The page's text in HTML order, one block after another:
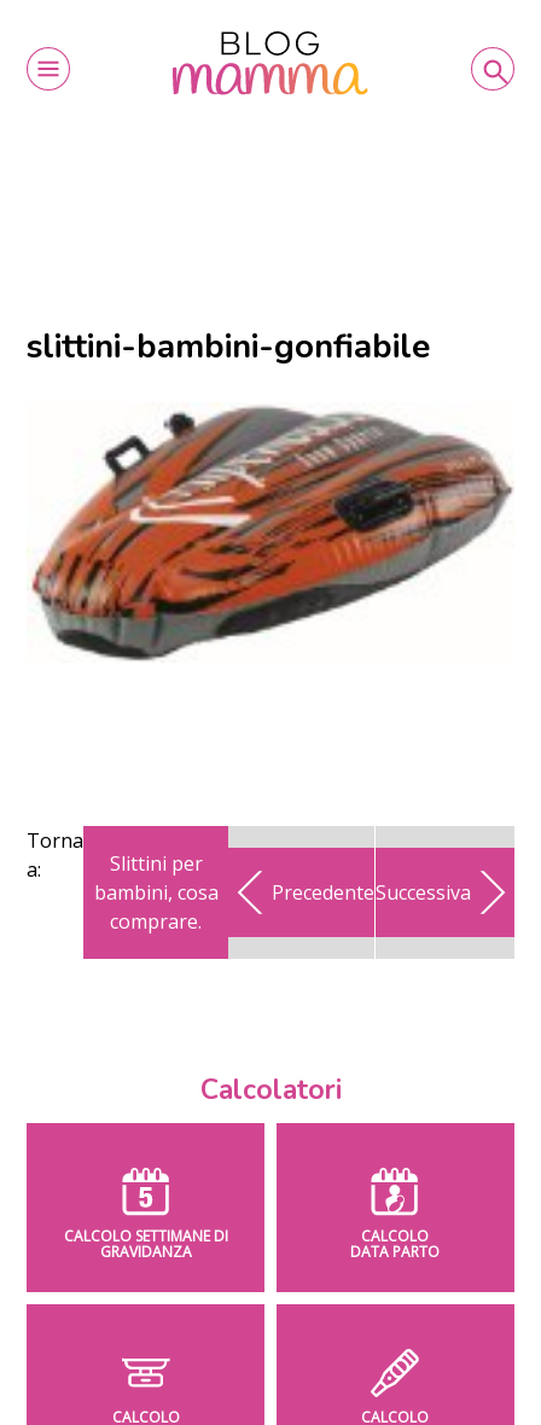
slittini-bambini-gonfiabile
Torna
a:
Slittini per
bambini, cosa
comprare.
PrecedenteSuccessiva
Calcolatori
CALCOLO SETTIMANE DI
GRAVIDANZA
CALCOLO
DATA PARTO
CALCOLO CALCOLO